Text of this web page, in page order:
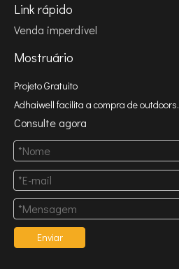
Link rápido
Venda imperdível
Mostruário
Projeto Gratuito
Adhaiwell facilita a compra de outdoors.
Consulte agora
Enviar